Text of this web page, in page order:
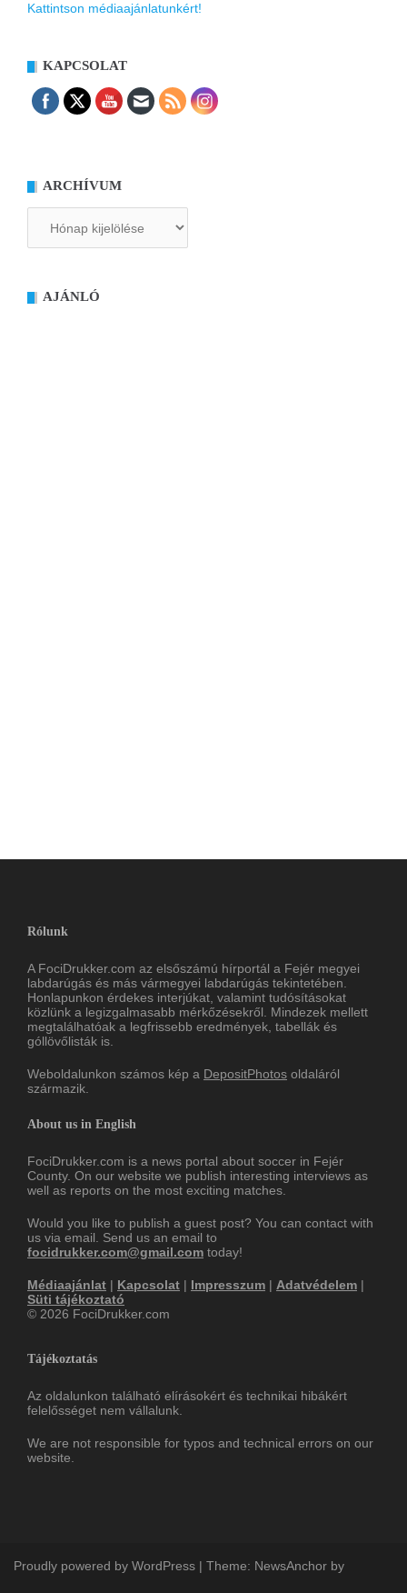
Kattintson médiaajánlatunkért!
KAPCSOLAT
ARCHÍVUM
AJÁNLÓ
Rólunk
A FociDrukker.com az elsőszámú hírportál a Fejér megyei
labdarúgás és más vármegyei labdarúgás tekintetében.
Honlapunkon érdekes interjúkat, valamint tudósításokat
közlünk a legizgalmasabb mérkőzésekről. Mindezek mellett
megtalálhatóak a legfrissebb eredmények, tabellák és
góllövőlisták is.
Weboldalunkon számos kép a DepositPhotos oldaláról
származik.
About us in English
FociDrukker.com is a news portal about soccer in Fejér
County. On our website we publish interesting interviews as
well as reports on the most exciting matches.
Would you like to publish a guest post? You can contact with
us via email. Send us an email to
focidrukker.com@gmail.com today!
Médiaajánlat | Kapcsolat | Impresszum | Adatvédelem |
Süti tájékoztató
© 2026 FociDrukker.com
Tájékoztatás
Az oldalunkon található elírásokért és technikai hibákért
felelősséget nem vállalunk.
We are not responsible for typos and technical errors on our
website.
Proudly powered by WordPress | Theme: NewsAnchor by